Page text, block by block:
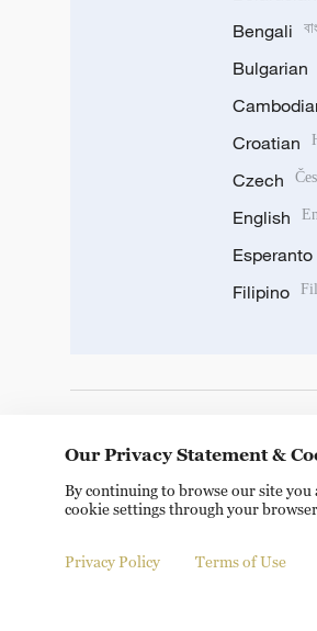
Bengali
Bulgarian
Croatian
Czech
English
Esperanto
Filipino
Copyright © 2024 CGTN. 京ICP
Our Privacy Statement &
By continuing to browse our site you
cookie settings through your
Privacy Policy Terms of Use